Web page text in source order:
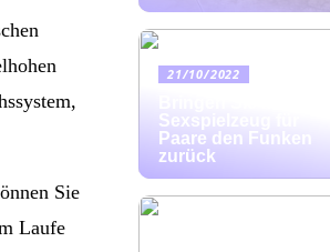
Sie
Laufe
21/10/2022
Sexspielzeug für
Paare den Funken
zurück